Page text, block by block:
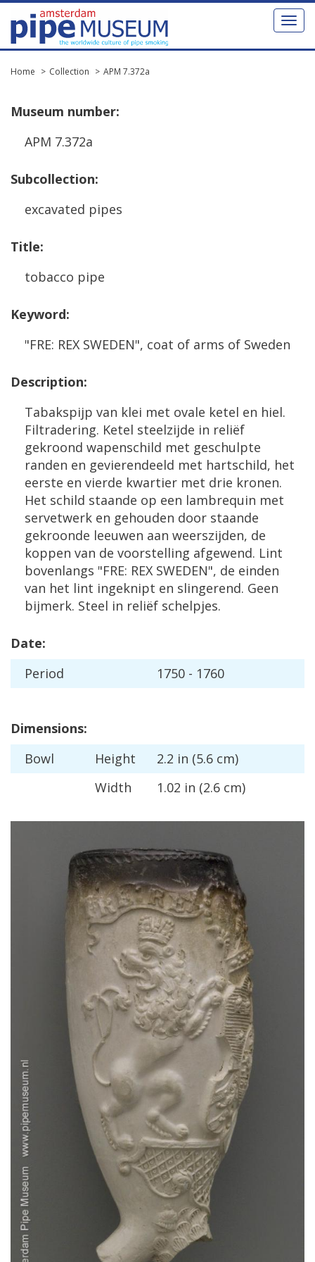
Toggle
Home Collection APM 7.372a
Museum number:
APM 7.372a
Subcollection:
excavated pipes
Title:
tobacco pipe
Keyword:
"FRE: REX SWEDEN", coat of arms of Sweden
Description:
Tabakspijp van klei met ovale ketel en hiel.
Filtradering. Ketel steelzijde in reliëf
gekroond wapenschild met geschulpte
randen en gevierendeeld met hartschild, het
eerste en vierde kwartier met drie kronen.
Het schild staande op een lambrequin met
servetwerk en gehouden door staande
gekroonde leeuwen aan weerszijden, de
koppen van de voorstelling afgewend. Lint
bovenlangs "FRE: REX SWEDEN", de einden
van het lint ingeknipt en slingerend. Geen
bijmerk. Steel in reliëf schelpjes.
Date:
Period
1750 - 1760
Dimensions:
Bowl
Height 2.2 in (5.6 cm)
Width
1.02 in (2.6 cm)